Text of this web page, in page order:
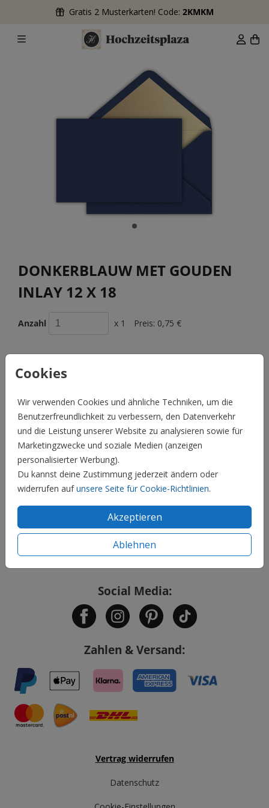
Gratis 2 Musterkarten! Code: 2KMKM
Cookies
Wir verwenden Cookies und ähnliche Techniken, um die
Benutzerfreundlichkeit zu verbessern, den Datenverkehr
und die Leistung unserer Website zu analysieren sowie für
Marketingzwecke und soziale Medien (anzeigen
personalisierter Werbung).
Du kannst deine Zustimmung jederzeit ändern oder
widerrufen aufunsere Seite für Cookie-Richtlinien.
Akzeptieren
Ablehnen
DONKERBLAUW MET GOUDEN
INLAY 12 X 18
Anzahl x 1 Preis: 0,75 €
Donkerblauw met gouden inlay 12 X 18
Preis:0,75 € für 1
Hochzeit
Familie & Feiertage
Service
Social Media:
Zahlen & Versand:
Vertrag widerrufen
Datenschutz